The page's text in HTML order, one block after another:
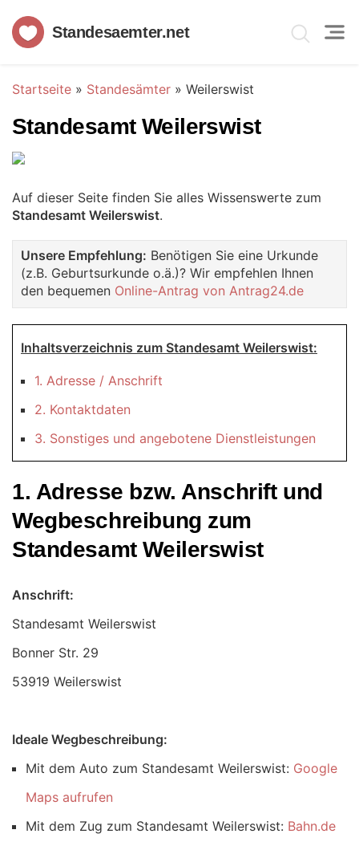
Standesaemter.net
Startseite » Standesämter » Weilerswist
Standesamt Weilerswist
Auf dieser Seite finden Sie alles Wissenswerte zum
Standesamt Weilerswist.
Unsere Empfehlung: Benötigen Sie eine Urkunde
(z.B. Geburtsurkunde o.ä.)? Wir empfehlen Ihnen
den bequemen Online-Antrag von Antrag24.de
Inhaltsverzeichnis zum Standesamt Weilerswist:
1. Adresse / Anschrift
2. Kontaktdaten
3. Sonstiges und angebotene Dienstleistungen
1. Adresse bzw. Anschrift und
Wegbeschreibung zum
Standesamt Weilerswist
Anschrift:
Standesamt Weilerswist
53919 Weilerswist
Ideale Wegbeschreibung:
Mit dem Auto zum Standesamt Weilerswist: Google
Maps aufrufen
Mit dem Zug zum Standesamt Weilerswist: Bahn.de